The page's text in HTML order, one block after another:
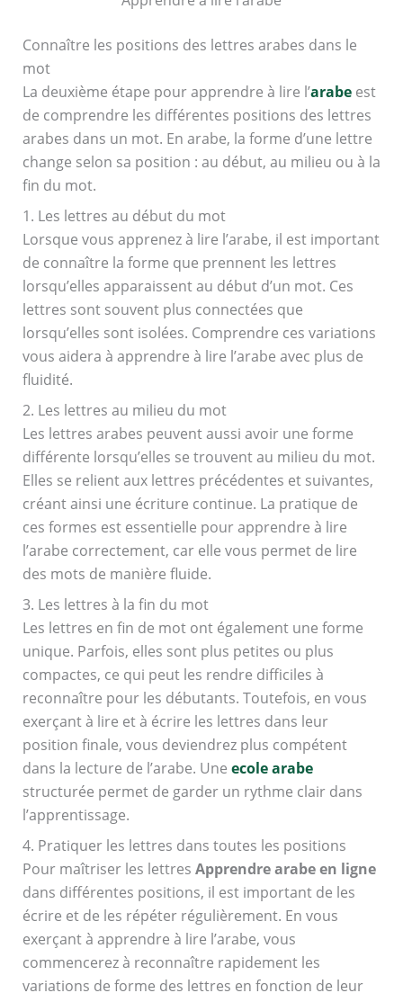
Connaître les positions des lettres arabes dans le
mot
La deuxième étape pour apprendre à lire l’arabeest
de comprendre les différentes positions des lettres
arabes dans un mot. En arabe, la forme d’une lettre
change selon sa position : au début, au milieu ou à la
fin du mot.
1. Les lettres au début du mot
Lorsque vous apprenez à lire l’arabe, il est important
de connaître la forme que prennent les lettres
lorsqu’elles apparaissent au début d’un mot. Ces
lettres sont souvent plus connectées que
lorsqu’elles sont isolées. Comprendre ces variations
vous aidera à apprendre à lire l’arabe avec plus de
fluidité.
2. Les lettres au milieu du mot
Les lettres arabes peuvent aussi avoir une forme
différente lorsqu’elles se trouvent au milieu du mot.
Elles se relient aux lettres précédentes et suivantes,
créant ainsi une écriture continue. La pratique de
ces formes est essentielle pour apprendre à lire
l’arabe correctement, car elle vous permet de lire
des mots de manière fluide.
3. Les lettres à la fin du mot
Les lettres en fin de mot ont également une forme
unique. Parfois, elles sont plus petites ou plus
compactes, ce qui peut les rendre difficiles à
reconnaître pour les débutants. Toutefois, en vous
exerçant à lire et à écrire les lettres dans leur
position finale, vous deviendrez plus compétent
dans la lecture de l’arabe. Une ecole arabe
structurée permet de garder un rythme clair dans
l’apprentissage.
4. Pratiquer les lettres dans toutes les positions
Pour maîtriser les lettres Apprendre arabe en ligne
dans différentes positions, il est important de les
écrire et de les répéter régulièrement. En vous
exerçant à apprendre à lire l’arabe, vous
commencerez à reconnaître rapidement les
variations de forme des lettres en fonction de leur